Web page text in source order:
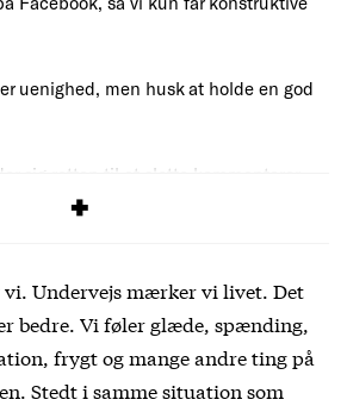
uenighed, men husk at holde en god
sig retten til at slette kommentarer,
debatregler
Undervejs mærker vi livet. Det
bedre. Vi føler glæde, spænding,
frygt og mange andre ting på
Stedt i samme situation som